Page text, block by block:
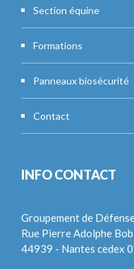
Section équine
Formations
Panneaux biosécurité
Contact
INFO CONTACT
Groupement de
Rue Pierre Adolphe
44939 - Nantes cedex